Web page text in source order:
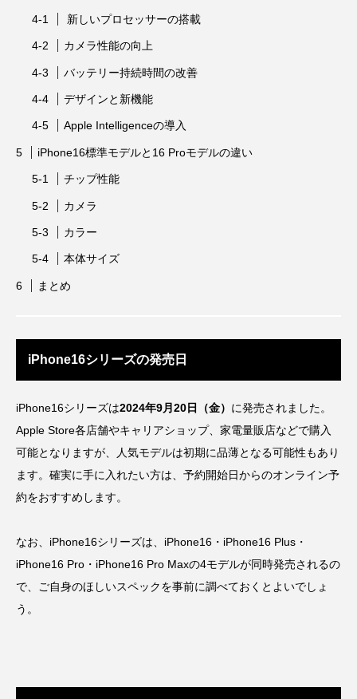
新しいプロセッサーの搭載
カメラ性能の向上
バッテリー持続時間の改善
デザインと新機能
Apple Intelligenceの導入
iPhone16標準モデルと16 Proモデルの違い
チップ性能
カメラ
カラー
本体サイズ
まとめ
iPhone16シリーズの発売日
iPhone16シリーズは2024年9月20日（金） に発売されました。
Apple Store各店舗やキャリアショップ、家電量販店などで購入
可能となりますが、人気モデルは初期に品薄となる可能性もあり
ます。確実に手に入れたい方は、予約開始日からのオンライン予
約をおすすめします。
なお、iPhone16シリーズは、iPhone16・iPhone16 Plus・
iPhone16 Pro・iPhone16 Pro Maxの4モデルが同時発売されるの
で、ご自身のほしいスペックを事前に調べておくとよいでしょ
う。